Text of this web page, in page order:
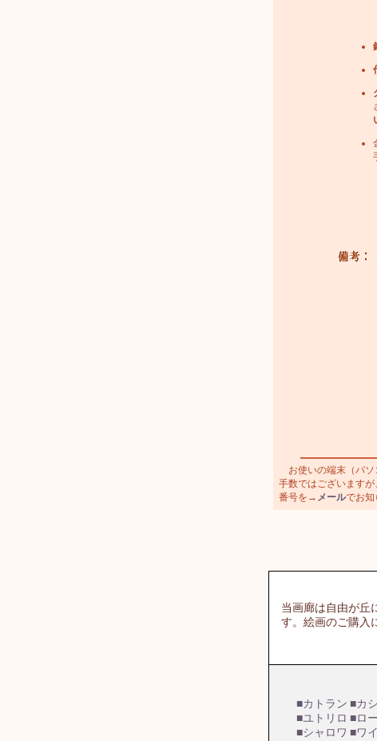
お使いの端末（パソ
手数ではございます
番号を→ メールでお知
当画廊は自由が丘
す。絵画のご購入
■カトラン ■カ
■ユトリロ ■ロ
■シャロワ ■ワ